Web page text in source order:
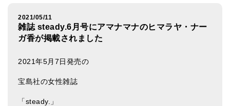
ご来店&購入
オンライン相談&購入
シンギングボウル講座
倍音呼吸法レッスン
オンラインショップ
2021/05/11
雑誌 steady.6月号にアマナマナのヒマラヤ・ナー
ガ香が掲載されました
2021年5月7日発売の
宝島社の女性雑誌
「steady.」